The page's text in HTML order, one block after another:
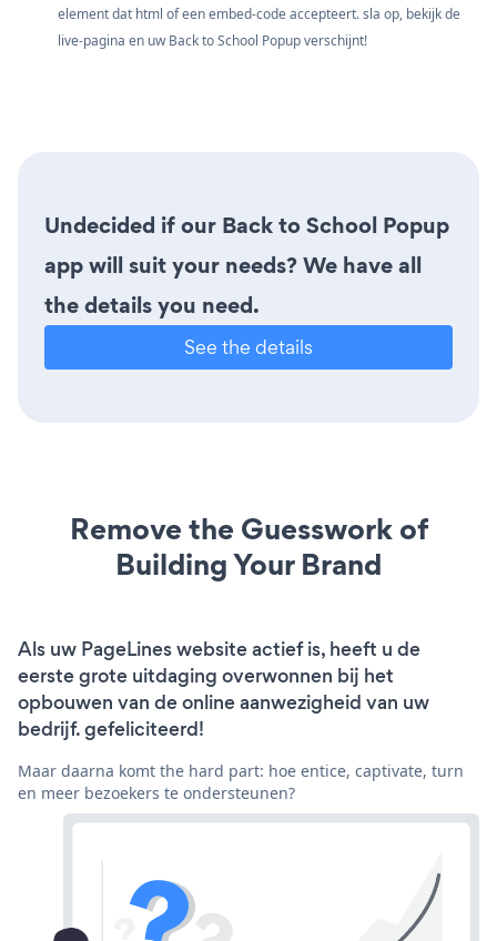
element dat html of een embed-code accepteert. sla op, bekijk de
live-pagina en uw Back to School Popup verschijnt!
Undecided if our Back to School Popup
app will suit your needs? We have all
the details you need.
See the details
Remove the Guesswork of
Building Your Brand
Als uw PageLines website actief is, heeft u de
eerste grote uitdaging overwonnen bij het
opbouwen van de online aanwezigheid van uw
bedrijf. gefeliciteerd!
Maar daarna komt the hard part: hoe entice, captivate, turn
en meer bezoekers te ondersteunen?